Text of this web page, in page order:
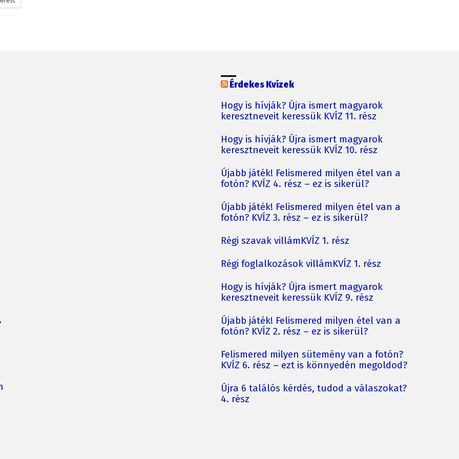
Érdekes Kvízek
Hogy is hívják? Újra ismert magyarok
keresztneveit keressük KVÍZ 11. rész
Hogy is hívják? Újra ismert magyarok
keresztneveit keressük KVÍZ 10. rész
Újabb játék! Felismered milyen étel van a
fotón? KVÍZ 4. rész – ez is sikerül?
Újabb játék! Felismered milyen étel van a
fotón? KVÍZ 3. rész – ez is sikerül?
Régi szavak villámKVÍZ 1. rész
Régi foglalkozások villámKVÍZ 1. rész
Hogy is hívják? Újra ismert magyarok
keresztneveit keressük KVÍZ 9. rész
Újabb játék! Felismered milyen étel van a
fotón? KVÍZ 2. rész – ez is sikerül?
Felismered milyen sütemény van a fotón?
KVÍZ 6. rész – ezt is könnyedén megoldod?
Újra 6 találós kérdés, tudod a válaszokat?
4. rész